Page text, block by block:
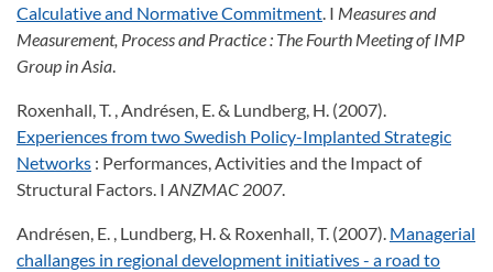
Calculative and Normative Commitment. I Measures and
Measurement, Process and Practice: The Fourth Meeting of IMP
Group in Asia.
Roxenhall, T. , Andrésen, E. & Lundberg, H. (2007).
Experiences from two Swedish Policy-Implanted Strategic
Networks : Performances, Activities and the Impact of
Structural Factors. I ANZMAC 2007.
Andrésen, E. , Lundberg, H. & Roxenhall, T. (2007). Managerial
challanges in regional development initiatives - a road to